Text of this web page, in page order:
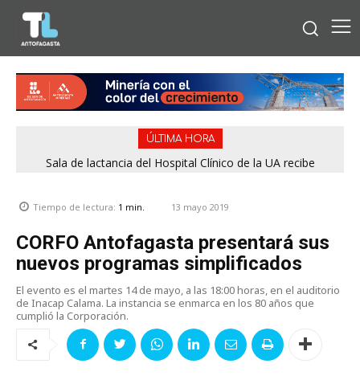
ÚLTIMA HORA
Sala de lactancia del Hospital Clínico de la UA recibe
Tiempo de lectura: 1 min. 13 mayo 2019
CORFO Antofagasta presentará sus
nuevos programas simplificados
El evento es el martes 14 de mayo, a las 18:00 horas, en el auditorio
de Inacap Calama. La instancia se enmarca en los 80 años que
cumplió la Corporación.